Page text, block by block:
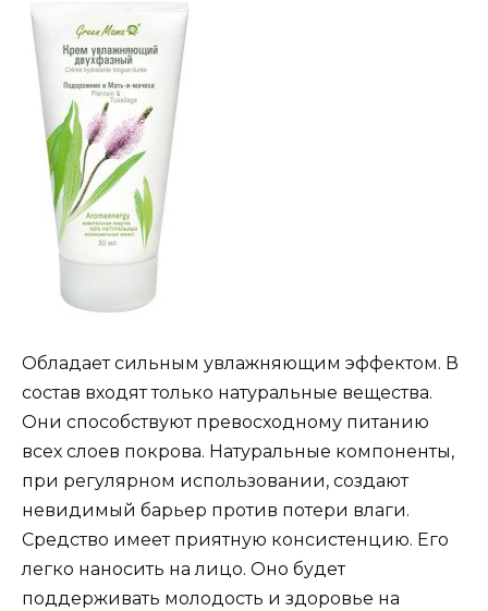
Обладает сильным увлажняющим эффектом. В
состав входят только натуральные вещества.
Они способствуют превосходному питанию
всех слоев покрова. Натуральные компоненты,
при регулярном использовании, создают
невидимый барьер против потери влаги.
Средство имеет приятную консистенцию. Его
легко наносить на лицо. Оно будет
поддерживать молодость и здоровье на